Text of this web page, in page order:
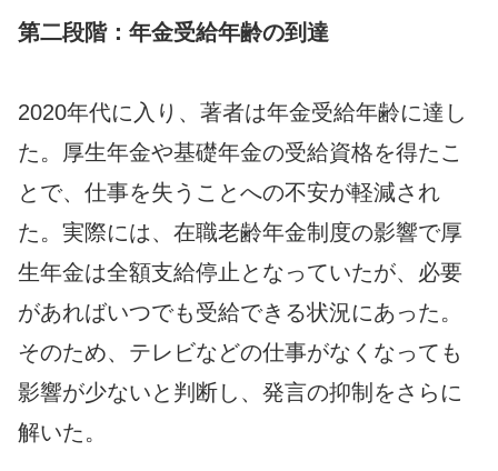
第二段階：年金受給年齢の到達
2020年代に入り、著者は年金受給年齢に達し
た。厚生年金や基礎年金の受給資格を得たこ
とで、仕事を失うことへの不安が軽減され
た。実際には、在職老齢年金制度の影響で厚
生年金は全額支給停止となっていたが、必要
があればいつでも受給できる状況にあった。
そのため、テレビなどの仕事がなくなっても
影響が少ないと判断し、発言の抑制をさらに
解いた。